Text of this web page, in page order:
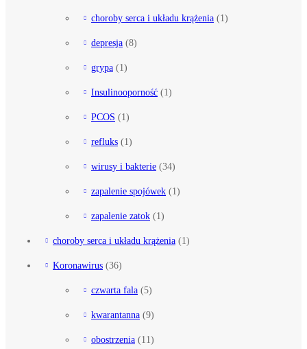
choroby serca i układu krążenia (1)
depresja (8)
grypa (1)
Insulinooporność (1)
PCOS (1)
refluks (1)
wirusy i bakterie (34)
zapalenie spojówek (1)
zapalenie zatok (1)
choroby serca i układu krążenia (1)
Koronawirus (36)
czwarta fala (5)
kwarantanna (9)
obostrzenia (11)